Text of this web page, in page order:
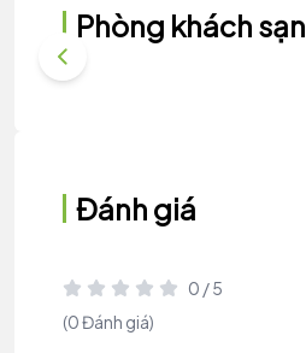
Phòng khách sạn
Đánh giá
0 / 5
(0 Đánh giá)